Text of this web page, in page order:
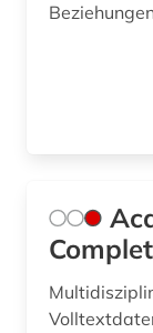
bilanz (1)